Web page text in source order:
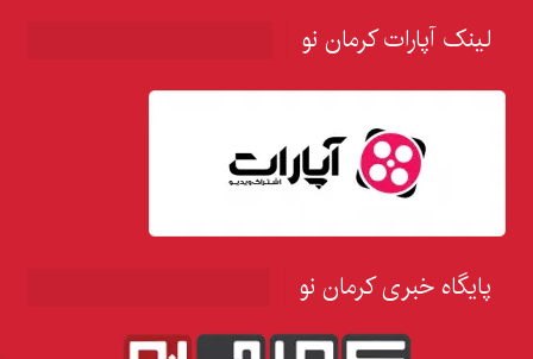
لینک آپارات کرمان نو
پایگاه خبری کرمان نو